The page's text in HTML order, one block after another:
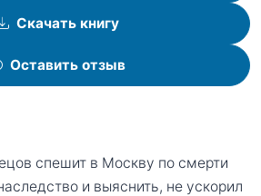
Скачать книгу
Оставить отзыв
спешит в Москву по смерти
и выяснить, не ускорил